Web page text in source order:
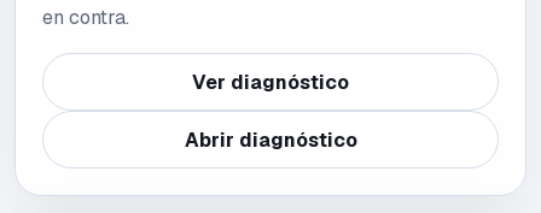
en contra.
Ver diagnóstico
Abrir diagnóstico